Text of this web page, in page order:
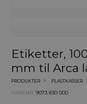
Etiketter,
mm til Arca
PRODUKTER PLASTKASSER
VARENR.9073 830 000